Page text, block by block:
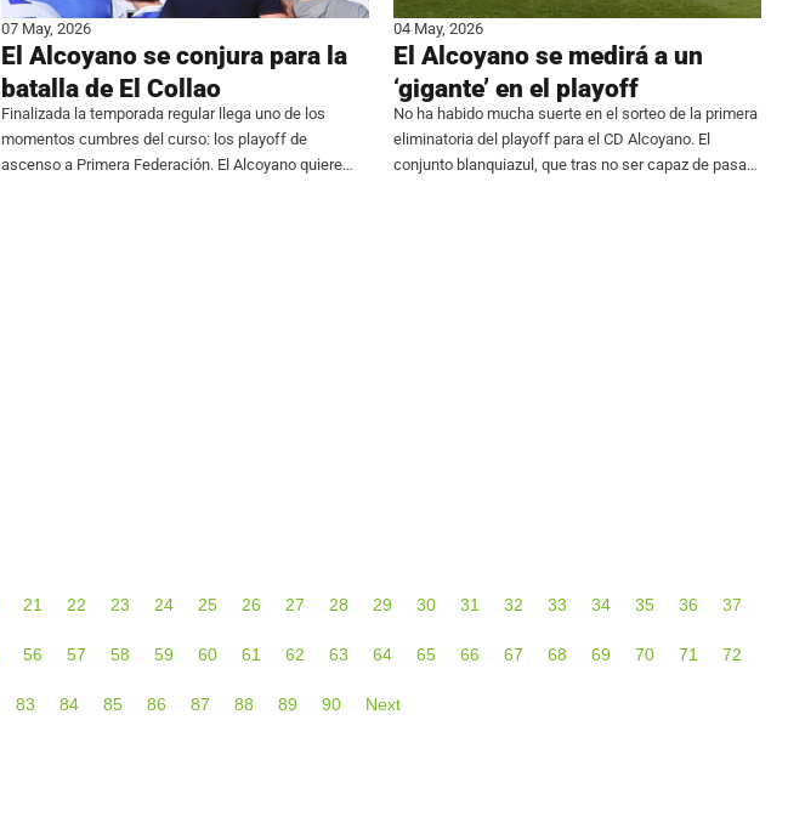
07 May, 2026
El Alcoyano se conjura para la
batalla de El Collao
Finalizada la temporada regular llega uno de los
momentos cumbres del curso: los playoff de
ascenso a Primera Federación. El Alcoyano quiere
04 May, 2026
El Alcoyano se medirá a un
‘gigante’ en el playoff
No ha habido mucha suerte en el sorteo de la primera
eliminatoria del playoff para el CD Alcoyano. El
conjunto blanquiazul, que tras no ser capaz de pasar
21 22 23 24 25 26 27 28 29 30 31 32 33 34 35 36 37
56 57 58 59 60 61 62 63 64 65 66 67 68 69 70 71 72
83 84 85 86 87 88 89 90 Next